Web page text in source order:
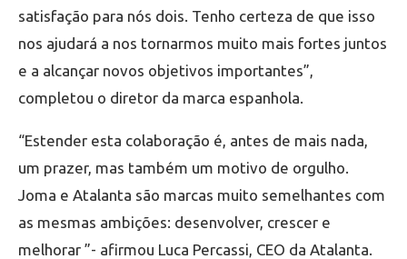
satisfação para nós dois. Tenho certeza de que isso
nos ajudará a nos tornarmos muito mais fortes juntos
e a alcançar novos objetivos importantes”,
completou o diretor da marca espanhola.
“Estender esta colaboração é, antes de mais nada,
um prazer, mas também um motivo de orgulho.
Joma e Atalanta são marcas muito semelhantes com
as mesmas ambições: desenvolver, crescer e
melhorar ”- afirmou Luca Percassi, CEO da Atalanta.